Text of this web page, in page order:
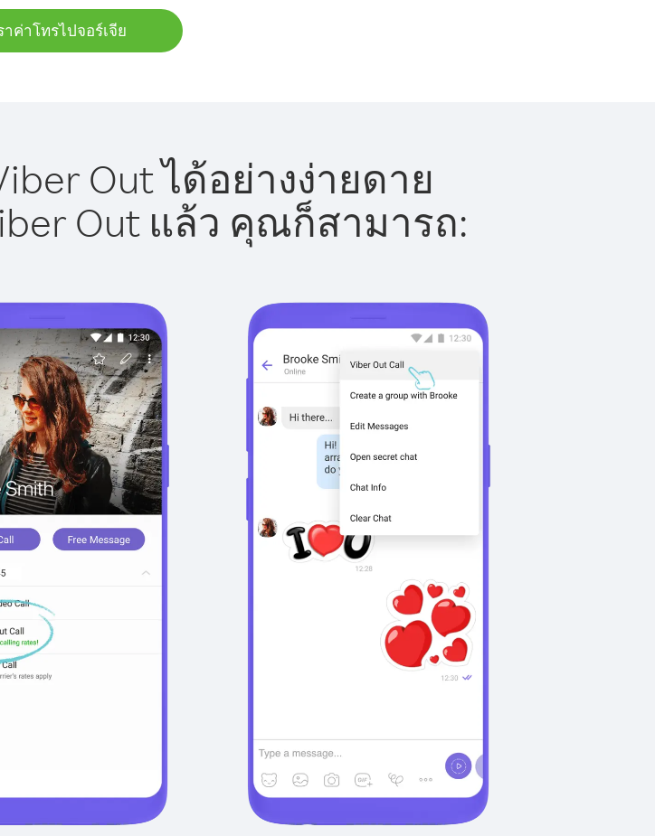
ค่าโทรไปจอร์เจีย
Out ได้อย่างง่ายดาย
Out แล้ว คุณก็สามารถ: